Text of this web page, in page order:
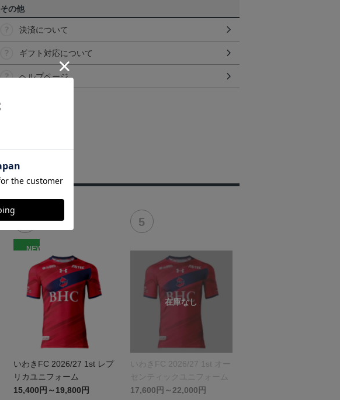
その他
決済について
ギフト対応について
ヘルプページ
NEW
いわきFC 2026/27 1st レプ
リカユニフォーム
15,400円～19,800円
いわきFC 2026/27 1st オー
センティックユニフォーム
17,600円～22,000円